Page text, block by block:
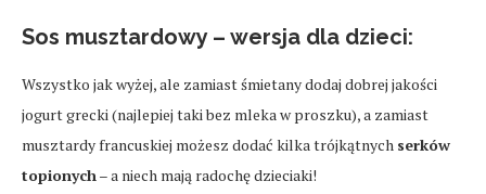
Sos musztardowy – wersja dla dzieci:
Wszystko jak wyżej, ale zamiast śmietany dodaj dobrej jakości
jogurt grecki (najlepiej taki bez mleka w proszku), a zamiast
musztardy francuskiej możesz dodać kilka trójkątnych serków
topionych – a niech mają radochę dzieciaki!